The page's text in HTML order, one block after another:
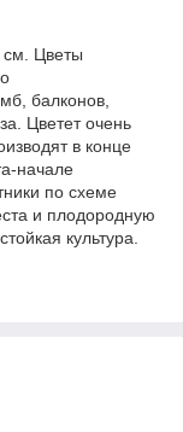
см. Цветы
балконов,
Цветет очень
в конце
начале
по схеме
и плодородную
культура.